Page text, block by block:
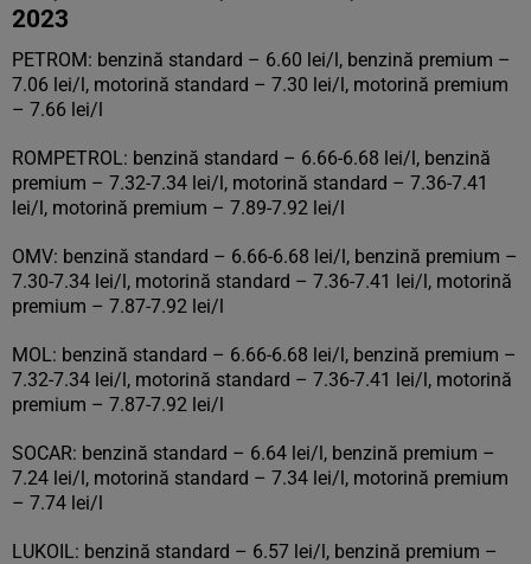
­2023
PETROM: benzină standard – 6.60 lei/l, benzină premium –
7.06 lei/l, motorină standard – 7.30 lei/l, motorină premium
– 7.66 lei/l
ROMPETROL: benzină standard – 6.66-6.68 lei/l, benzină
premium – 7.32-7.34 lei/l, motorină standard – 7.36-7.41
lei/l, motorină premium – 7.89-7.92 lei/l
OMV: benzină standard – 6.66-6.68 lei/l, benzină premium –
7.30-7.34 lei/l, motorină standard – 7.36-7.41 lei/l, motorină
premium – 7.87-7.92 lei/l
MOL: benzină standard – 6.66-6.68 lei/l, benzină premium –
7.32-7.34 lei/l, motorină standard – 7.36-7.41 lei/l, motorină
premium – 7.87-7.92 lei/l
SOCAR: benzină standard – 6.64 lei/l, benzină premium –
7.24 lei/l, motorină standard – 7.34 lei/l, motorină premium
– 7.74 lei/l
LUKOIL: benzină standard – 6.57 lei/l, benzină premium –